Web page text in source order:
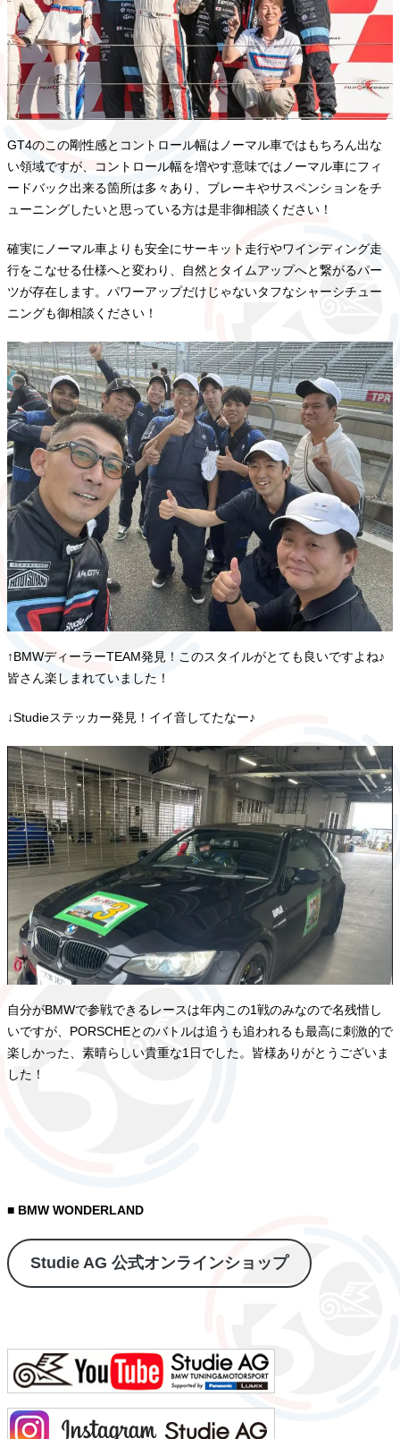
GT4のこの剛性感とコントロール幅はノーマル車ではもちろん出な
い領域ですが、コントロール幅を増やす意味ではノーマル車にフィ
ードバック出来る箇所は多々あり、ブレーキやサスペンションをチ
ューニングしたいと思っている方は是非御相談ください！
確実にノーマル車よりも安全にサーキット走行やワインディング走
行をこなせる仕様へと変わり、自然とタイムアップへと繋がるパー
ツが存在します。パワーアップだけじゃないタフなシャーシチュー
ニングも御相談ください！
↑BMWディーラーTEAM発見！このスタイルがとても良いですよね♪
皆さん楽しまれていました！
↓Studieステッカー発見！イイ音してたなー♪
自分がBMWで参戦できるレースは年内この1戦のみなので名残惜し
いですが、PORSCHEとのバトルは追うも追われるも最高に刺激的で
楽しかった、素晴らしい貴重な1日でした。皆様ありがとうございま
した！
■ BMW WONDERLAND
Studie AG 公式オンラインショップ